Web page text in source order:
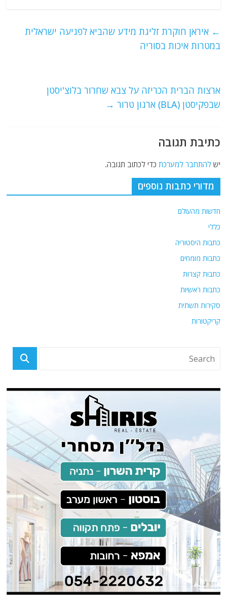
s
A
g
ra
l
er
e
k
← איראן חוקרת זליגת מידע שהביא לפגיעה ישראלית
במטרות איכות בסוריה
ארצות הברית הכריזה על צבא שחרור בלוצ'יסטן
שבפקיסטן (BLA) ארגון טרור
→
כתיבת תגובה
ישלהתחבר למערכת כדי לכתוב תגובה.
מדורי כתבות נוספים
חדשות מהעולם
כללי
כתבות היסטוריה
כתבות מומחים
כתבות קצרות
כתבות ראשיות
סקירות תשתית
קריקטורות